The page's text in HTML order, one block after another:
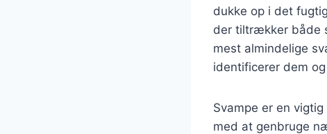
dukke op i det
der tiltrækker både
mest almindelige
identificerer dem
Svampe er en
med at genbruge